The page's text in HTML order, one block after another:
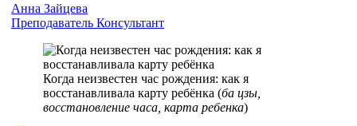
Анна Зайцева
Преподаватель Консультант
Когда неизвестен час рождения: как я
восстанавливала карту ребёнка (ба цзы,
восстановление часа, карта ребенка)